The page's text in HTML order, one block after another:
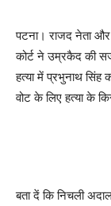
पटना। राजद नेता और
कोर्ट ने उम्रकैद की
हत्या में प्रभुनाथ सिंह
वोट के लिए हत्या के
बता दें कि निचली